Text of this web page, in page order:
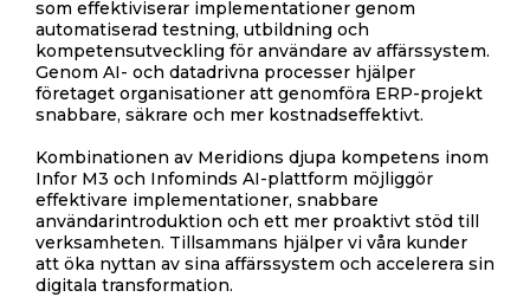
som effektiviserar implementationer genom
automatiserad testning, utbildning och
kompetensutveckling för användare av affärssystem.
Genom AI- och datadrivna processer hjälper
företaget organisationer att genomföra ERP-projekt
snabbare, säkrare och mer kostnadseffektivt.
Kombinationen av Meridions djupa kompetens inom
Infor M3 och Infominds AI-plattform möjliggör
effektivare implementationer, snabbare
användarintroduktion och ett mer proaktivt stöd till
verksamheten. Tillsammans hjälper vi våra kunder
att öka nyttan av sina affärssystem och accelerera sin
digitala transformation.